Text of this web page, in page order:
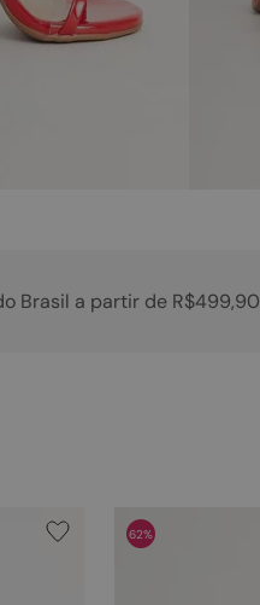
Brasil a partir de R$499,90
62%